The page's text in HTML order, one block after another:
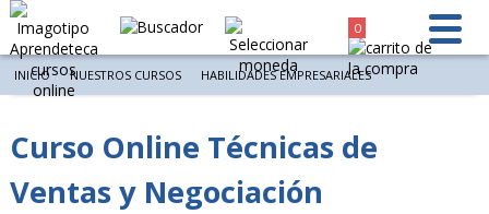
0
INICIO NUESTROS CURSOS HABILIDADES EMPRESARIALES
Curso Online Técnicas de
Ventas y Negociación